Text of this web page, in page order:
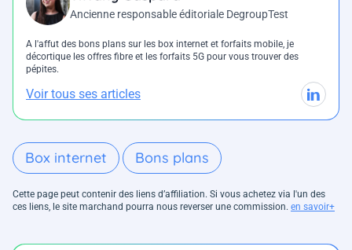
Ancienne responsable éditoriale DegroupTest
A l'affut des bons plans sur les box internet et forfaits mobile, je
décortique les offres fibre et les forfaits 5G pour vous trouver des
pépites.
Voir tous ses articles
Box internet Bons plans
Cette page peut contenir des liens d’affiliation. Si vous achetez via l'un des
ces liens, le site marchand pourra nous reverser une commission. en savoir+